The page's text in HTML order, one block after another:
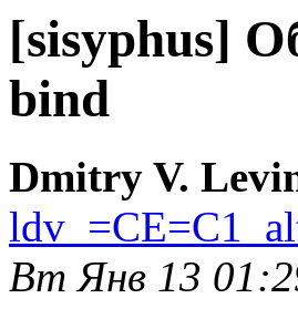
[sisyphus]
bind
Dmitry V.
Вт Янв 13